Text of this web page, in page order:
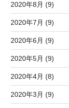
2020年8月 (9)
2020年7月 (9)
2020年6月 (9)
2020年5月 (9)
2020年4月 (8)
2020年3月 (9)